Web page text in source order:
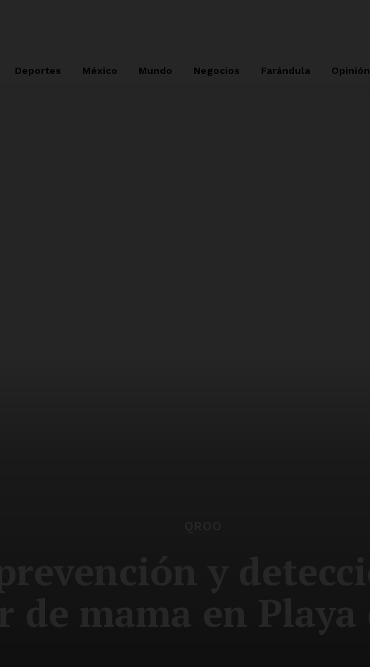
Deportes México Mundo Negocios Farándula Opinión